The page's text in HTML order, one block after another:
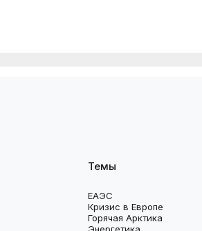
Темы
ЕАЭС
Кризис в Европе
Горячая Арктика
Энергетика